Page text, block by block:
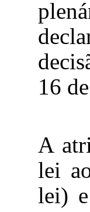
16
A
lei
lei)